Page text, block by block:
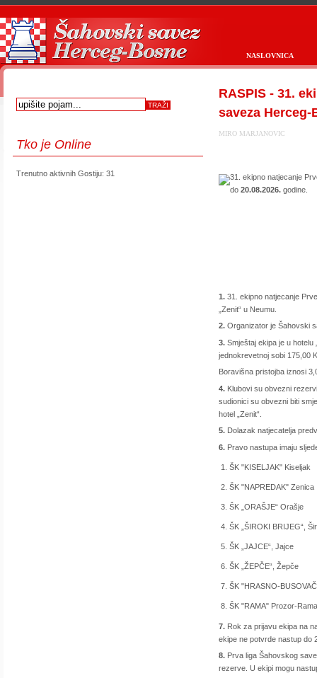
NASLOVNICA
Tko je Online
Trenutno aktivnih Gostiju: 31
RASPIS - 31.
saveza Herceg-
MIRO MARJANOVIC
31. ekipno natjecanje
do20.08.2026. godine.
1. 31. ekipno natjecanje
„Zenit“ u Neumu.
2. Organizator je Šahovski
3. Smještaj ekipa je u
jednokrevetnoj sobi 175,00
Boravišna pristojba iznosi
4. Klubovi su obvezni
sudionici su obvezni biti
hotel „Zenit“.
5. Dolazak natjecatelja
6. Pravo nastupa imaju
ŠK "KISELJAK" Kiseljak
ŠK "NAPREDAK" Zenica
ŠK „ORAŠJE“ Orašje
ŠK „ŠIROKI BRIJEG“,
ŠK „JAJCE“, Jajce
ŠK „ŽEPČE“, Žepče
ŠK "HRASNO-
ŠK "RAMA" Prozor-
7. Rok za prijavu ekipa na
ekipe ne potvrde nastup do
8. Prva liga Šahovskog
rezerve. U ekipi mogu